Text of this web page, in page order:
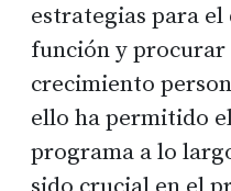
estrategias para
función y procurar
crecimiento
ello ha permitido
programa a lo